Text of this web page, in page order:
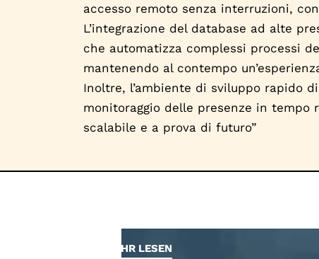
accesso remoto senza interruzioni,
L’integrazione del database ad alte
che automatizza complessi processi
mantenendo al contempo
Inoltre, l’ambiente di sviluppo rapido
monitoraggio delle presenze in tempo
scalabile e a prova di futuro”
MEHR LESEN